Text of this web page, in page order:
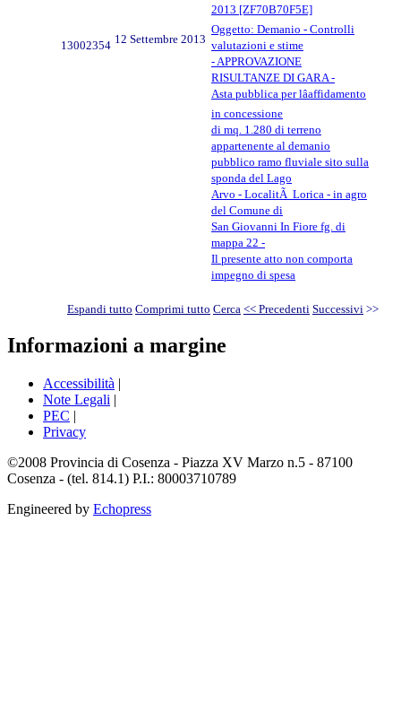
2013 [ZF70B70F5E]
13002354 12 Settembre 2013
Oggetto: Demanio - Controlli
valutazioni e stime
- APPROVAZIONE
RISULTANZE DI GARA -
Asta pubblica per lâaffidamento
in concessione
di mq. 1.280 di terreno
appartenente al demanio
pubblico ramo fluviale sito sulla
sponda del Lago
Arvo - LocalitÃ Lorica - in agro
del Comune di
San Giovanni In Fiore fg. di
mappa 22 -
Il presente atto non comporta
impegno di spesa
Espandi tutto Comprimi tutto Cerca << Precedenti Successivi >>
Informazioni a margine
Accessibilità |
Note Legali |
PEC |
Privacy
©2008 Provincia di Cosenza - Piazza XV Marzo n.5 - 87100
Cosenza - (tel. 814.1) P.I.: 80003710789
Engineered by Echopress